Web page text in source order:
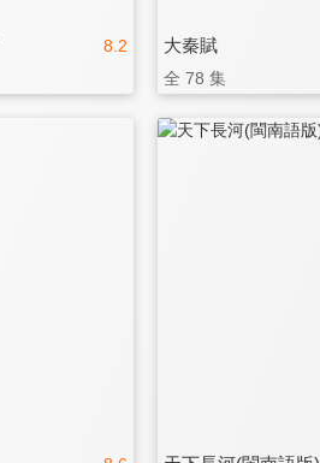
8.2 大秦賦
全 78 集